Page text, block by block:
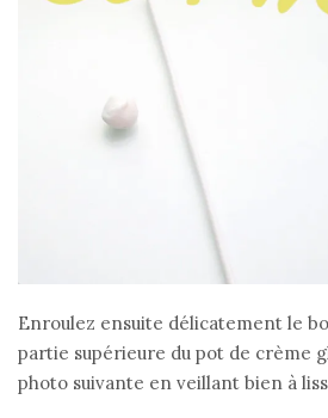
Enroulez ensuite délicatement le
partie supérieure du pot de crème
photo suivante en veillant bien à